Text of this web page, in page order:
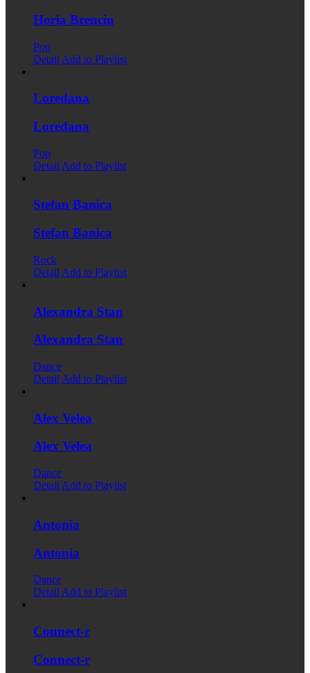
Horia Brenciu
Pop
Detail Add to Playlist
Loredana
Loredana
Pop
Detail Add to Playlist
Stefan Banica
Stefan Banica
Rock
Detail Add to Playlist
Alexandra Stan
Alexandra Stan
Dance
Detail Add to Playlist
Alex Velea
Alex Velea
Dance
Detail Add to Playlist
Antonia
Antonia
Dance
Detail Add to Playlist
Connect-r
Connect-r